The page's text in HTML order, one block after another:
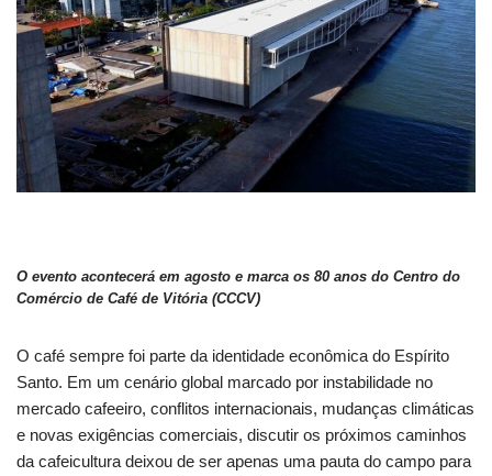
O evento acontecerá em agosto e marca os 80 anos do Centro do
Comércio de Café de Vitória (CCCV)
O café sempre foi parte da identidade econômica do Espírito
Santo. Em um cenário global marcado por instabilidade no
mercado cafeeiro, conflitos internacionais, mudanças climáticas
e novas exigências comerciais, discutir os próximos caminhos
da cafeicultura deixou de ser apenas uma pauta do campo para